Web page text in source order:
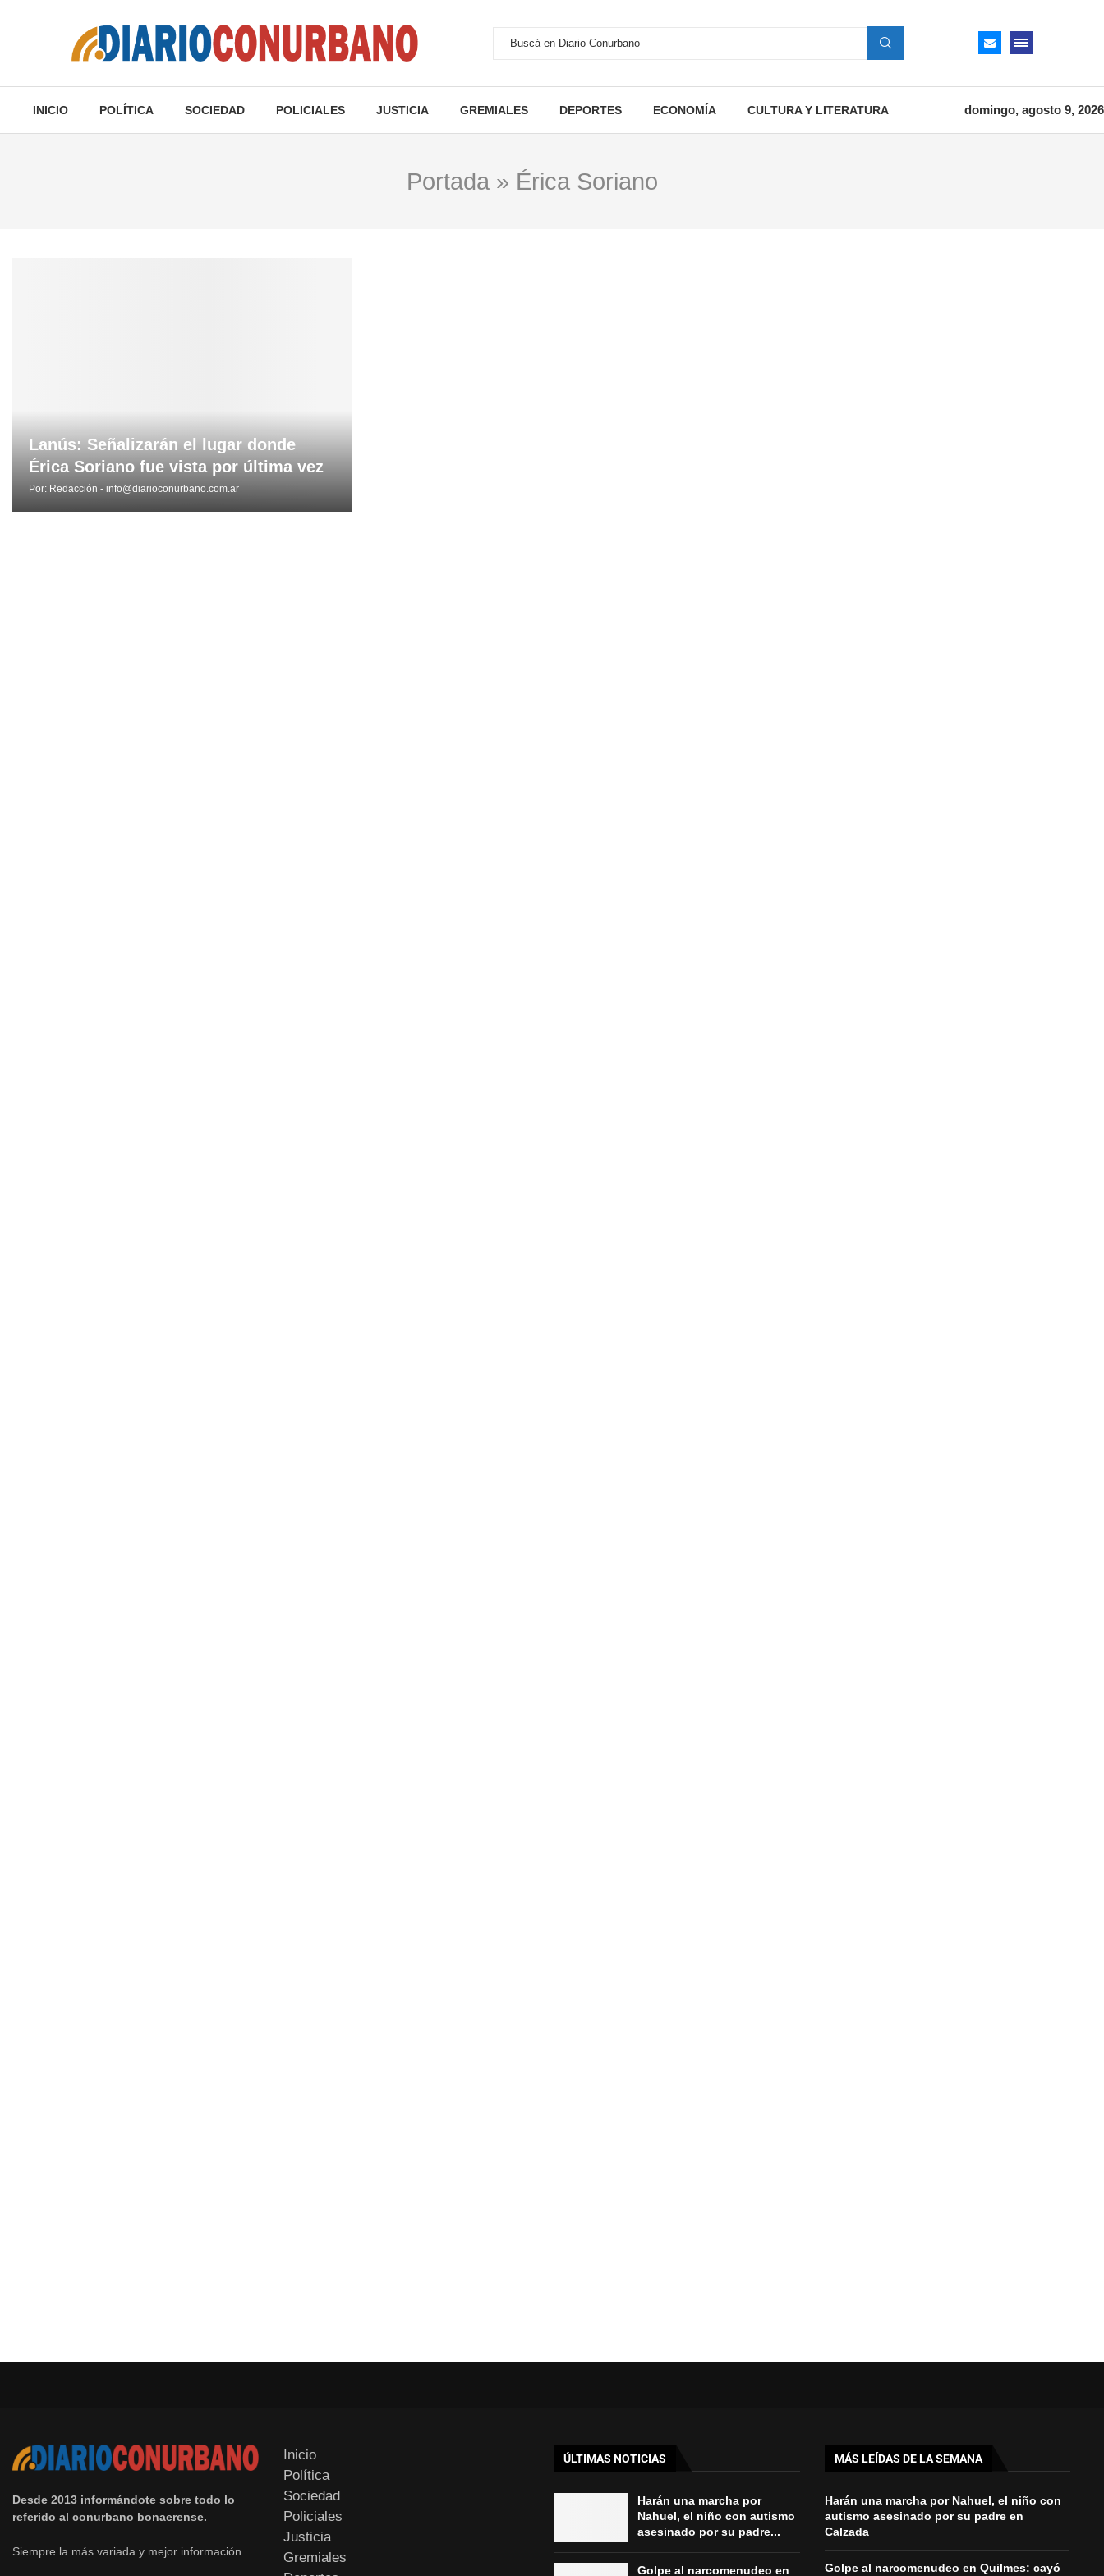
INICIO POLÍTICA SOCIEDAD POLICIALES JUSTICIA GREMIALES DEPORTES ECONOMÍA CULTURA Y LITERATURA domingo, agosto 9, 2026
Portada » Érica Soriano
Lanús: Señalizarán el lugar donde
Érica Soriano fue vista por última vez
Por: Redacción - info@diarioconurbano.com.ar
Desde 2013 informándote sobre todo lo
referido al conurbano bonaerense.
Siempre la más variada y mejor información.
Inicio
Política
Sociedad
Policiales
Justicia
Gremiales
ÚLTIMAS NOTICIAS
Harán una marcha por
Nahuel, el niño con autismo
asesinado por su padre...
Golpe al narcomenudeo en
MÁS LEÍDAS DE LA SEMANA
Harán una marcha por Nahuel, el niño con
autismo asesinado por su padre en
Calzada
Golpe al narcomenudeo en Quilmes: cayó